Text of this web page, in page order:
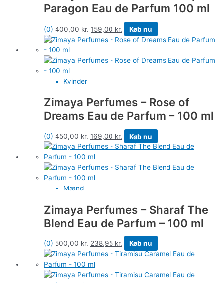
Paragon Eau de Parfum 100 ml
(0) 400,00kr. 159,00 kr. Køb nu
Kvinder
Zimaya Perfumes – Rose of
Dreams Eau de Parfum – 100 ml
(0) 450,00kr. 169,00 kr. Køb nu
Mænd
Zimaya Perfumes – Sharaf The
Blend Eau de Parfum – 100 ml
(0) 500,00kr. 238,95 kr. Køb nu